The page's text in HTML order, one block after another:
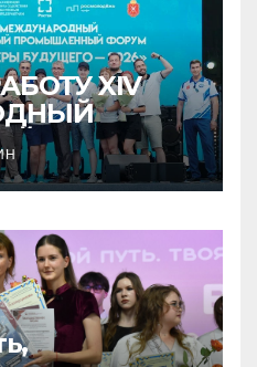
XIV
ФОРУМ
–